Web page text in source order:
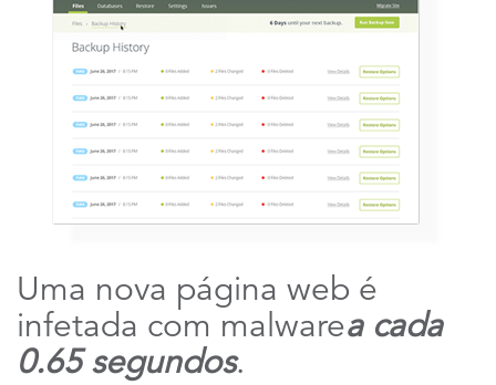
Uma nova página web é
infetada com malwarea cada
0.65 segundos.